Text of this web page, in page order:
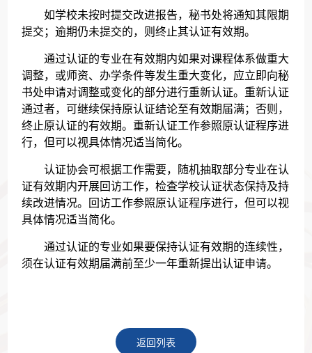
如学校未按时提交改进报告，秘书处将通知其限期
提交；逾期仍未提交的，则终止其认证有效期。
通过认证的专业在有效期内如果对课程体系做重大
调整，或师资、办学条件等发生重大变化，应立即向秘
书处申请对调整或变化的部分进行重新认证。重新认证
通过者，可继续保持原认证结论至有效期届满；否则，
终止原认证的有效期。重新认证工作参照原认证程序进
行，但可以视具体情况适当简化。
认证协会可根据工作需要，随机抽取部分专业在认
证有效期内开展回访工作，检查学校认证状态保持及持
续改进情况。回访工作参照原认证程序进行，但可以视
具体情况适当简化。
通过认证的专业如果要保持认证有效期的连续性，
须在认证有效期届满前至少一年重新提出认证申请。
返回列表